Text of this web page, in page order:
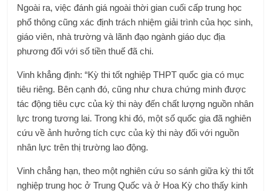
Ngoài ra, việc đánh giá ngoài thời gian cuối cấp trung học
phổ thông cũng xác định trách nhiệm giải trình của học sinh,
giáo viên, nhà trường và lãnh đạo ngành giáo dục địa
phương đối với số tiền thuế đã chi.
Vinh khẳng định: “Kỳ thi tốt nghiệp THPT quốc gia có mục
tiêu riêng. Bên cạnh đó, cũng như chưa chứng minh được
tác động tiêu cực của kỳ thi này đến chất lượng nguồn nhân
lực trong tương lai. Trong khi đó, một số quốc gia đã nghiên
cứu về ảnh hưởng tích cực của kỳ thi này đối với nguồn
nhân lực trên thị trường lao động.
Vinh chẳng hạn, theo một nghiên cứu so sánh giữa kỳ thi tốt
nghiệp trung học ở Trung Quốc và ở Hoa Kỳ cho thấy kinh